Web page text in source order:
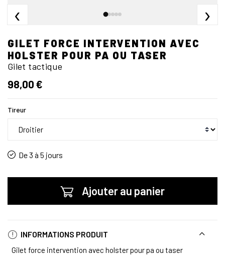
‹ ›
GILET FORCE INTERVENTION AVEC
HOLSTER POUR PA OU TASER
Gilet tactique
98,00 €
Tireur
De 3 à 5 jours
Ajouter au panier
INFORMATIONS PRODUIT
Gilet force intervention avec holster pour pa ou taser